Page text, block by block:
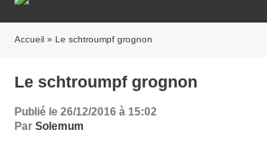
Accueil » Le schtroumpf grognon
Le schtroumpf grognon
Publié le 26/12/2016 à 15:02
Par Solemum